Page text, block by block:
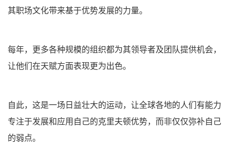
其职场文化带来基于优势发展的力量。
每年，更多各种规模的组织都为其领导者及团队提供机会，
让他们在天赋方面表现更为出色。
自此，这是一场日益壮大的运动，让全球各地的人们有能力
专注于发展和应用自己的克里夫顿优势，而非仅仅弥补自己
的弱点。